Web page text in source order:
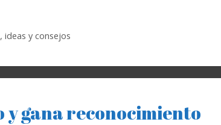
,ideas y consejos
gana reconocimiento